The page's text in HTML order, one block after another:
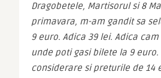
Dragobetele, Martisorul si 8
primavara, m-am gandit sa
9 euro. Adica 39 lei. Adica
unde poti gasi bilete la 9
considerare si preturile de 14